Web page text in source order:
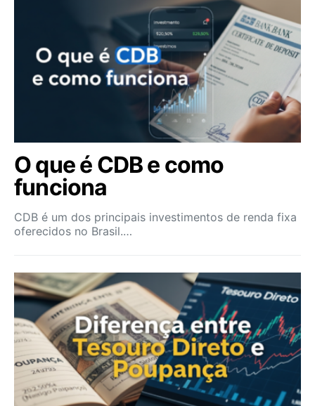
O que é CDB e como
funciona
CDB é um dos principais investimentos de renda fixa
oferecidos no Brasil.…